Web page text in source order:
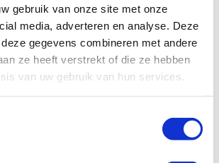
gebruik van onze site met onze
media, adverteren en analyse. Deze
gegevens combineren met andere
ze heeft verstrekt of die ze hebben
van uw gebruik van hun services.